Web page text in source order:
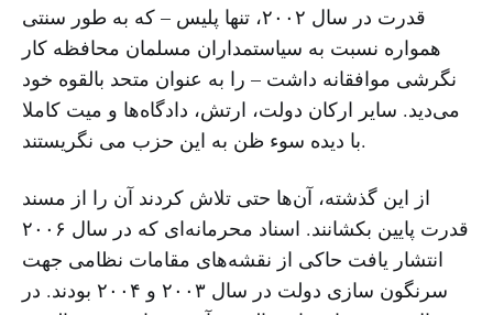
قدرت در سال ۲۰۰۲، تنها پلیس – که به طور سنتی
همواره نسبت به سیاستمداران مسلمان محافظه کار
نگرشی موافقانه داشت – را به عنوان متحد بالقوه خود
می‌دید. سایر ارکان دولت، ارتش، دادگاه‌ها و میت کاملا
با دیده سوء ظن به این حزب می نگریستند.
از این گذشته، آن‌ها حتی تلاش کردند آن را از مسند
قدرت پایین بکشانند. اسناد محرمانه‌ای که در سال ۲۰۰۶
انتشار یافت حاکی از نقشه‌های مقامات نظامی جهت
سرنگون سازی دولت در سال ۲۰۰۳ و ۲۰۰۴ بودند. در